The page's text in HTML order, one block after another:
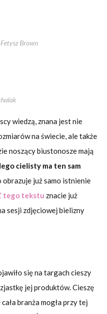
Brown
wiedzą, znana jest nie
na świecie, ale także
noszący biustonosze mają
cielisty ma ten sam
obrazuje już samo istnienie
tego tekstu znacie już
sesji zdjęciowej bielizny
się na targach cieszy
jej produktów. Cieszę
branża mogła przy tej